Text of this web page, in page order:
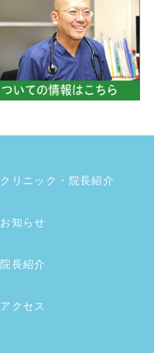
クリニック・院長紹介
お知らせ
院長紹介
アクセス